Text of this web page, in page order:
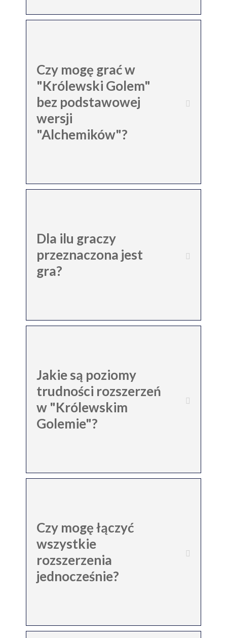
Czy mogę grać w
"Królewski Golem"
bez podstawowej
wersji
"Alchemików"?
Dla ilu graczy
przeznaczona jest
gra?
Jakie są poziomy
trudności rozszerzeń
w "Królewskim
Golemie"?
Czy mogę łączyć
wszystkie
rozszerzenia
jednocześnie?